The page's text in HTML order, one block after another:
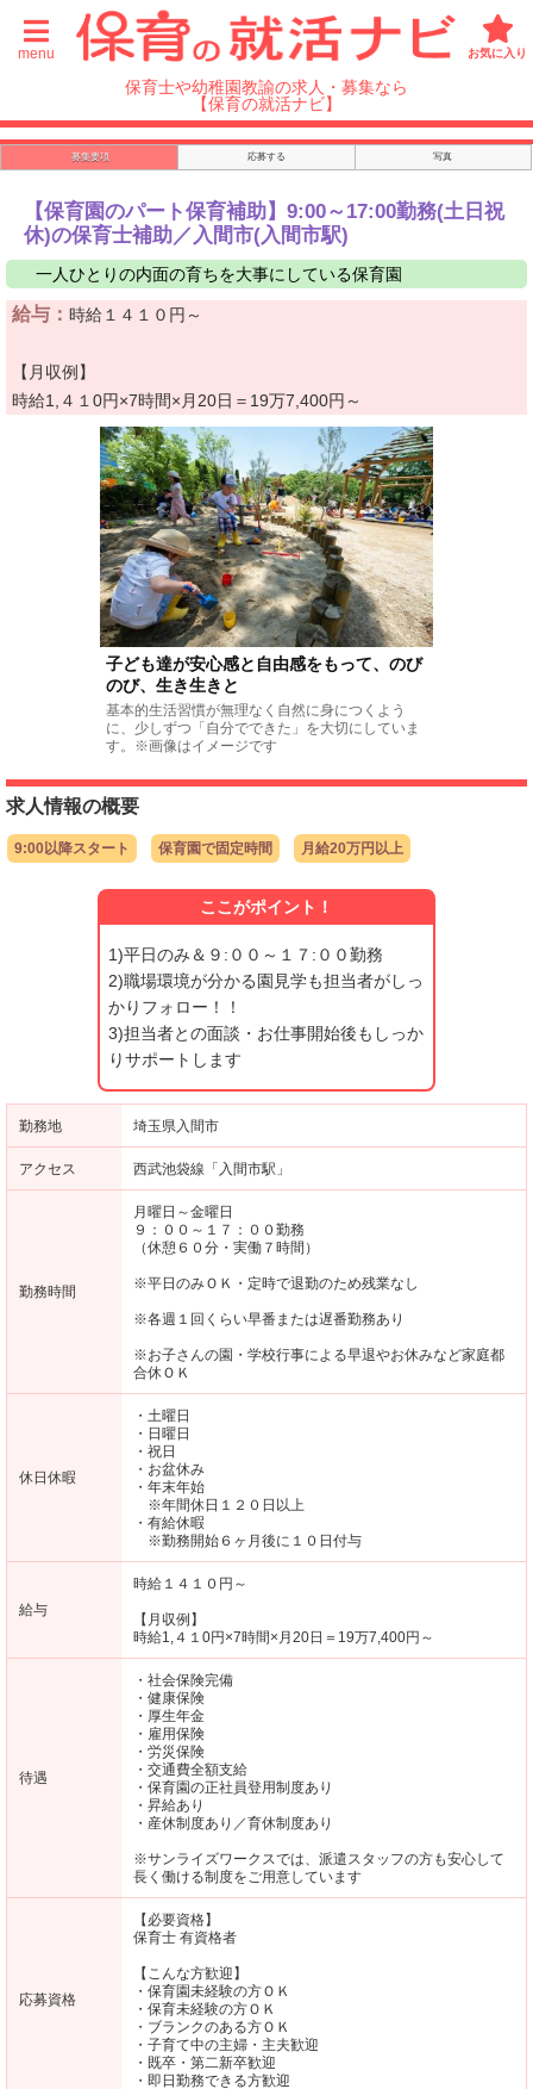
menu お気に入り
保育士や幼稚園教諭の求人・募集なら
【保育の就活ナビ】
募集要項 応募する 写真
【保育園のパート保育補助】9:00～17:00勤務(土日祝
休)の保育士補助／入間市(入間市駅)
一人ひとりの内面の育ちを大事にしている保育園
給与： 時給１４１０円～
【月収例】
時給1,４１0円×7時間×月20日＝19万7,400円～
子ども達が安心感と自由感をもって、のび
のび、生き生きと
基本的生活習慣が無理なく自然に身につくよう
に、少しずつ「自分でできた」を大切にしていま
す。※画像はイメージです
求人情報の概要
9:00以降スタート 保育園で固定時間 月給20万円以上
ここがポイント！
1)平日のみ＆９:００～１７:００勤務
2)職場環境が分かる園見学も担当者がしっ
かりフォロー！！
3)担当者との面談・お仕事開始後もしっか
りサポートします
勤務地 埼玉県入間市
アクセス 西武池袋線「入間市駅」
勤務時間
月曜日～金曜日
９：００～１７：００勤務
（休憩６０分・実働７時間）
※平日のみＯＫ・定時で退勤のため残業なし
※各週１回くらい早番または遅番勤務あり
※お子さんの園・学校行事による早退やお休みなど家庭都
合休ＯＫ
休日休暇
・土曜日
・日曜日
・祝日
・お盆休み
・年末年始
※年間休日１２０日以上
・有給休暇
※勤務開始６ヶ月後に１０日付与
給与
時給１４１０円～
【月収例】
時給1,４１0円×7時間×月20日＝19万7,400円～
待遇
・社会保険完備
・健康保険
・厚生年金
・雇用保険
・労災保険
・交通費全額支給
・保育園の正社員登用制度あり
・昇給あり
・産休制度あり／育休制度あり
※サンライズワークスでは、派遣スタッフの方も安心して
長く働ける制度をご用意しています
応募資格
【必要資格】
保育士 有資格者
【こんな方歓迎】
・保育園未経験の方ＯＫ
・保育未経験の方ＯＫ
・ブランクのある方ＯＫ
・子育て中の主婦・主夫歓迎
・既卒・第二新卒歓迎
・即日勤務できる方歓迎